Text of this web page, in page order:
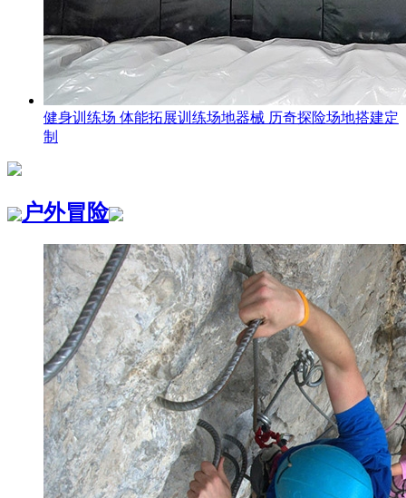
健身训练场 体能拓展训练场地器械 历奇探险场地搭建定
制
户外冒险